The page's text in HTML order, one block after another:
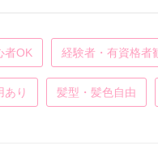
者OK 経験者・有資格者
あり 髪型・髪色自由